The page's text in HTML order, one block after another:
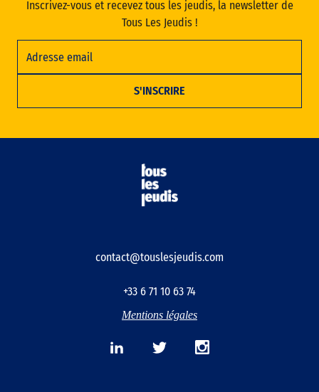
Inscrivez-vous et recevez tous les jeudis, la newsletter de
Tous Les Jeudis !
contact@touslesjeudis.com
+33 6 71 10 63 74
Mentions légales